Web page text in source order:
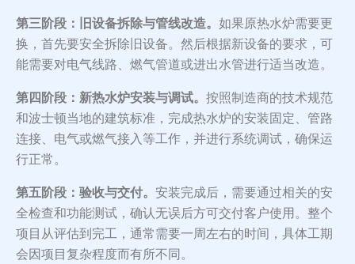
第三阶段：旧设备拆除与管线改造。 如果原热水炉需要更
换，首先要安全拆除旧设备。然后根据新设备的要求，可
能需要对电气线路、燃气管道或进出水管进行适当改造。
第四阶段：新热水炉安装与调试。 按照制造商的技术规范
和波士顿当地的建筑标准，完成热水炉的安装固定、管路
连接、电气或燃气接入等工作，并进行系统调试，确保运
行正常。
第五阶段：验收与交付。 安装完成后，需要通过相关的安
全检查和功能测试，确认无误后方可交付客户使用。整个
项目从评估到完工，通常需要一周左右的时间，具体工期
会因项目复杂程度而有所不同。